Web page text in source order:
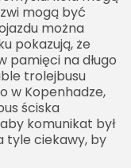
mogą być
można
pokazują, że
pamięci na długo
trolejbusu
w Kopenhadze,
ściska
komunikat był
tyle ciekawy, by